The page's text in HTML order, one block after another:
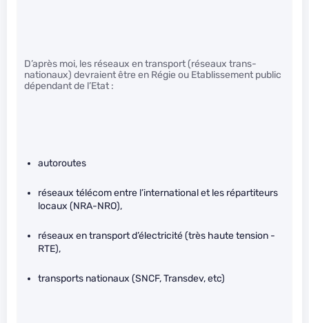
D’après moi, les réseaux en transport (réseaux trans-
nationaux) devraient être en Régie ou Etablissement public
dépendant de l’Etat :
autoroutes
réseaux télécom entre l’international et les répartiteurs
locaux (NRA-NRO),
réseaux en transport d’électricité (très haute tension -
RTE),
transports nationaux (SNCF, Transdev, etc)